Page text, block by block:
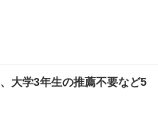
大学3年生の推薦不要など5